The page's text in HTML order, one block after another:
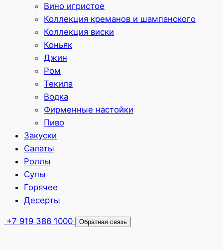
Вино игристое
Коллекция креманов и шампанского
Коллекция виски
Коньяк
Джин
Ром
Текила
Водка
Фирменные настойки
Пиво
Закуски
Салаты
Роллы
Супы
Горячее
Десерты
+7 919 386 1000 Обратная связь